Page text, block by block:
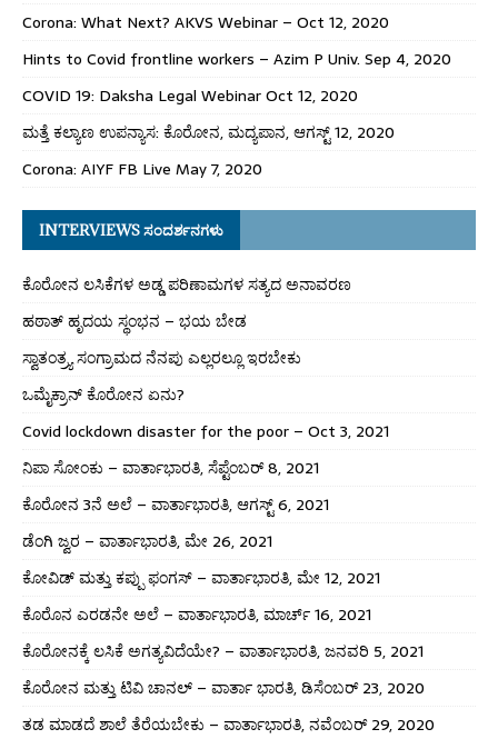
Corona: What Next? AKVS Webinar – Oct 12, 2020
Hints to Covid frontline workers – Azim P Univ. Sep 4, 2020
COVID 19: Daksha Legal Webinar Oct 12, 2020
ಮತ್ತೆ ಕಲ್ಯಾಣ ಉಪನ್ಯಾಸ: ಕೊರೋನ, ಮದ್ಯಪಾನ, ಆಗಸ್ಟ್ 12, 2020
Corona: AIYF FB Live May 7, 2020
INTERVIEWS ಸಂದರ್ಶನಗಳು
ಕೊರೋನ ಲಸಿಕೆಗಳ ಅಡ್ಡ ಪರಿಣಾಮಗಳ ಸತ್ಯದ ಅನಾವರಣ
ಹಠಾತ್ ಹೃದಯ ಸ್ಥಂಭನ – ಭಯ ಬೇಡ
ಸ್ವಾತಂತ್ರ್ಯ ಸಂಗ್ರಾಮದ ನೆನಪು ಎಲ್ಲರಲ್ಲೂ ಇರಬೇಕು
ಒಮೈಕ್ರಾನ್ ಕೊರೋನ ಏನು?
Covid lockdown disaster for the poor – Oct 3, 2021
ನಿಪಾ ಸೋಂಕು – ವಾರ್ತಾಭಾರತಿ, ಸೆಪ್ಟೆಂಬರ್ 8, 2021
ಕೊರೋನ 3ನೆ ಅಲೆ – ವಾರ್ತಾಭಾರತಿ, ಆಗಸ್ಟ್ 6, 2021
ಡೆಂಗಿ ಜ್ವರ – ವಾರ್ತಾಭಾರತಿ, ಮೇ 26, 2021
ಕೋವಿಡ್ ಮತ್ತು ಕಪ್ಪು ಫಂಗಸ್ – ವಾರ್ತಾಭಾರತಿ, ಮೇ 12, 2021
ಕೊರೊನ ಎರಡನೇ ಅಲೆ – ವಾರ್ತಾಭಾರತಿ, ಮಾರ್ಚ್ 16, 2021
ಕೊರೋನಕ್ಕೆ ಲಸಿಕೆ ಅಗತ್ಯವಿದೆಯೇ? – ವಾರ್ತಾಭಾರತಿ, ಜನವರಿ 5, 2021
ಕೊರೋನ ಮತ್ತು ಟಿವಿ ಚಾನಲ್ – ವಾರ್ತಾ ಭಾರತಿ, ಡಿಸೆಂಬರ್ 23, 2020
ತಡ ಮಾಡದೆ ಶಾಲೆ ತೆರೆಯಬೇಕು – ವಾರ್ತಾಭಾರತಿ, ನವೆಂಬರ್ 29, 2020